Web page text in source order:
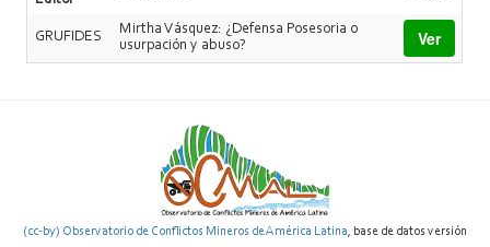
GRUFIDES
Mirtha Vásquez: ¿Defensa Posesoria o
usurpación y abuso?
Ver
(cc-by) Observatorio de Conflictos Mineros de América Latina, base de datos versión